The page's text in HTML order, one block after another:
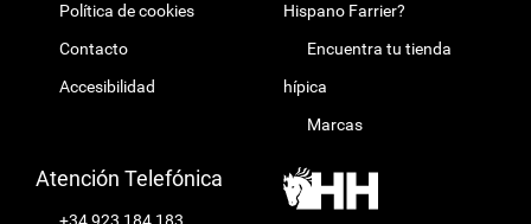
Política de cookies
Contacto
Accesibilidad
Hispano Farrier?
Encuentra tu tienda
hípica
Marcas
Atención Telefónica